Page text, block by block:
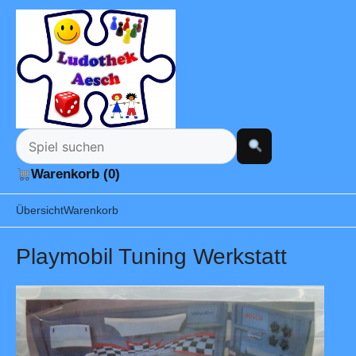
Warenkorb (0)
ÜbersichtWarenkorb
Playmobil Tuning Werkstatt